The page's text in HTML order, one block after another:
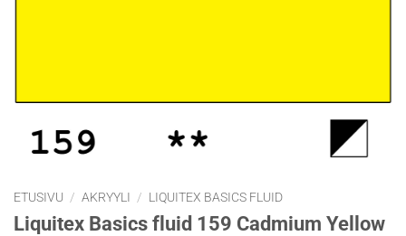
ETUSIVU / AKRYYLI / LIQUITEX BASICS FLUID
Liquitex Basics fluid 159 Cadmium Yellow